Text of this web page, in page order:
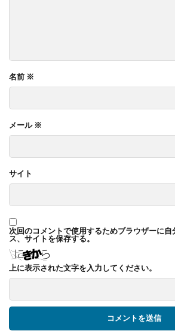
名前 ※
メール ※
サイト
次回のコメントで使用するためブラウザーに
ス、サイトを保存する。
上に表示された文字を入力してください。